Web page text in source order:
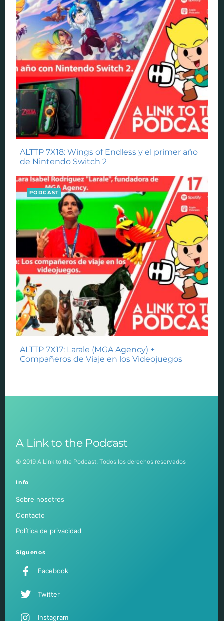
ALTTP 7X18: Wings of Endless y el primer año
de Nintendo Switch 2
PODCAST
ALTTP 7X17: Larale (MGA Agency) +
Compañeros de Viaje en los Videojuegos
Back
Top
A Link to the Podcast
© 2019 A Link to the Podcast. Todos los derechos reservados
Info
Sobre nosotros
Contacto
Política de privacidad
Síguenos
Facebook
Twitter
Instagram